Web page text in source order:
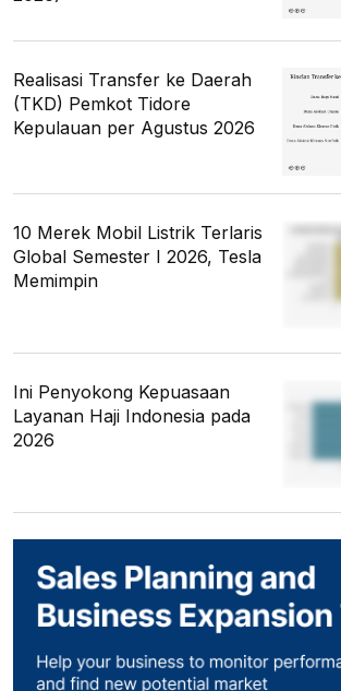
Realisasi Transfer ke Daerah
(TKD) Pemkot Tidore
Kepulauan per Agustus 2026
10 Merek Mobil Listrik Terlaris
Global Semester I 2026, Tesla
Memimpin
Ini Penyokong Kepuasaan
Layanan Haji Indonesia pada
2026